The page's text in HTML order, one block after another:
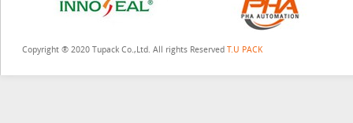
Copyright ® 2020 Tupack Co.,Ltd. All rights Reserved T.U PACK